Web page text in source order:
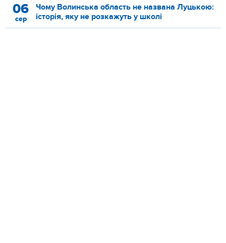
06
сер
Чому Волинська область не названа Луцькою:
історія, яку не розкажуть у школі